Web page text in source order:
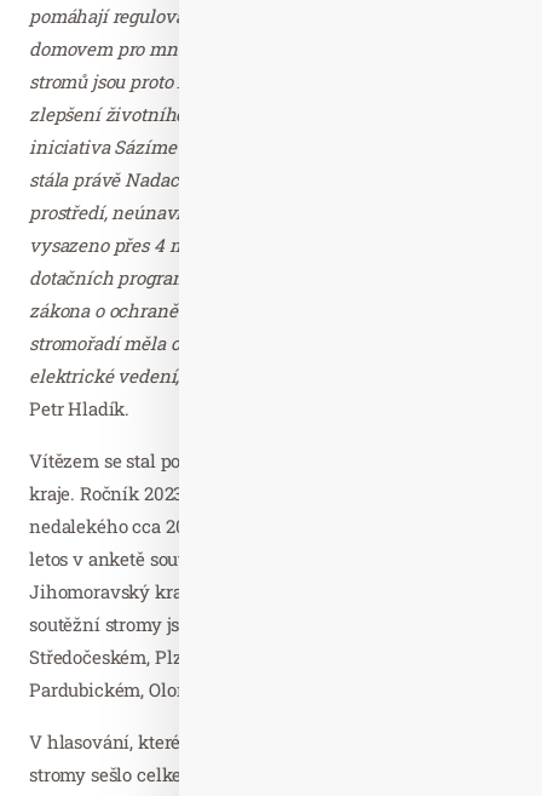
pomáhají regulovat teplotu, zadržují vodu v krajině a jsou
domovem pro mnoho živočichů. Ochrana a výsadba
stromů jsou proto klíčové v boji proti změně klimatu a
zlepšení životního prostředí. Proto mě nesmírně těší, že
iniciativa Sázíme budoucnost, u jejíhož zrodu před 5 lety
stála právě Nadace Partnerství a Státní fond životního
prostředí, neúnavně rozvíjí své aktivity. Díky ní bylo již
vysazeno přes 4 miliony 300 tisíc stromů s podporou
dotačních programů. A například v připravené novele
zákona o ochraně přírody a krajiny chceme prosadit, aby
stromořadí měla ochranná pásma stejně jako vodovody či
elektrické vedení,“
Petr Hladík.
Vítězem se stal podruhé v řadě strom z Pardubického
kraje. Ročník 2023 ovládla Hruška v širém poli z
nedalekého cca 20 km vzdáleného Mrákotína. Celkem
letos v anketě soutěžily stromy z devíti krajů.
Jihomoravský kraj reprezentovali dva finalisté, další
soutěžní stromy jsme mohli najít na Vysočině, ve
Středočeském, Plzeňském, Karlovarském, Libereckém,
Pardubickém, Olomouckém i Zlínském kraji.
V hlasování, které probíhalo od 22. 7. – 6. 10. 2024, se pro
stromy sešlo celkem 38 962 hlasů.